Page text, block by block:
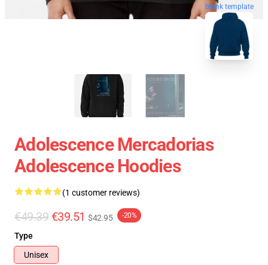
blank template
Adolescence Mercadorias
Adolescence Hoodies
(1 customer reviews)
€49.39 €39.51 $42.95 -20%
Type
Unisex